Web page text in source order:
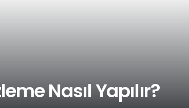
Nasıl Yapılır?